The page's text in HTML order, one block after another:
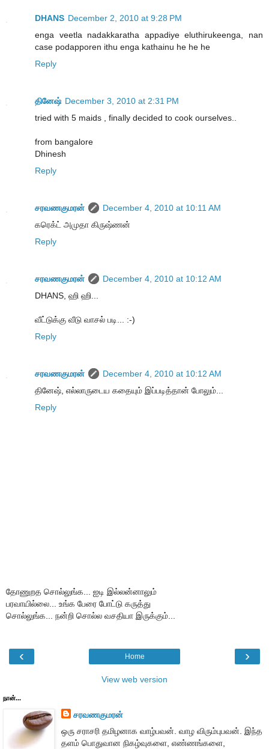
DHANS December 2, 2010 at 9:28 PM
enga veetla nadakkaratha appadiye eluthirukeenga, nan
case podapporen ithu enga kathainu he he he
Reply
தினேஷ் December 3, 2010 at 2:31 PM
tried with 5 maids , finally decided to cook ourselves..
from bangalore
Dhinesh
Reply
சரவணகுமரன்
December 4, 2010 at 10:11 AM
கரெக்ட் அமுதா கிருஷ்ணன்
Reply
சரவணகுமரன்
December 4, 2010 at 10:12 AM
DHANS, ஹி ஹி...
வீட்டுக்கு வீடு வாசல் படி... :-)
Reply
சரவணகுமரன்
December 4, 2010 at 10:12 AM
தினேஷ், எல்லாருடைய கதையும் இப்படித்தான் போலும்...
Reply
தோணுறத சொல்லுங்க... ஐடி இல்லன்னாலும்
பரவாயில்லை... உங்க பேரை போட்டு கருத்து
சொல்லுங்க... நன்றி சொல்ல வசதியா இருக்கும்...
‹ ›
Home
View web version
நான்...
சரவணகுமரன்
ஒரு சராசரி தமிழனாக வாழ்பவன். வாழ விரும்புபவன். இந்த
தளம் பொதுவான நிகழ்வுகளை, எண்ணங்களை,